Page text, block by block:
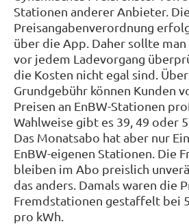
Stationen anderer Anbieter.
Preisangabenverordnung
über die App. Daher sollte man
vor jedem Ladevorgang
die Kosten nicht egal sind.
Grundgebühr können Kunden
Preisen an EnBW-Stationen
Wahlweise gibt es 39, 49 oder
Das Monatsabo hat aber nur
EnBW-eigenen Stationen. Die
bleiben im Abo preislich
das anders. Damals waren die
Fremdstationen gestaffelt bei
pro kWh.